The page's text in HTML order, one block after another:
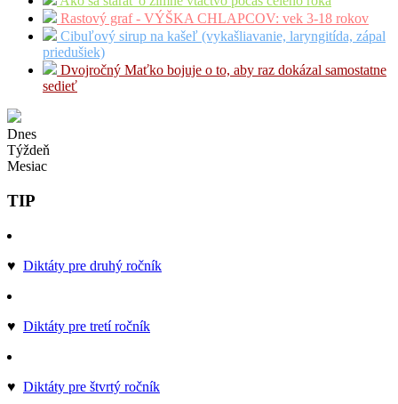
Rastový graf - VÝŠKA CHLAPCOV: vek 3-18 rokov
Cibuľový sirup na kašeľ (vykašliavanie, laryngitída, zápal
priedušiek)
Dvojročný Maťko bojuje o to, aby raz dokázal samostatne
sedieť
Dnes
Týždeň
Mesiac
TIP
♥ Diktáty pre druhý ročník
♥ Diktáty pre tretí ročník
♥ Diktáty pre štvrtý ročník